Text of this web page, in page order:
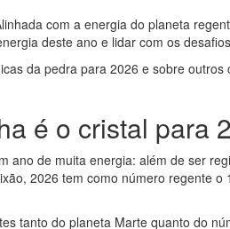
com a energia do planeta
deste ano e lidar com os
da pedra para 2026 e sobre outros
é o cristal para
ano de muita energia: além de ser
2026 tem como número regente o
tanto do planeta Marte quanto do